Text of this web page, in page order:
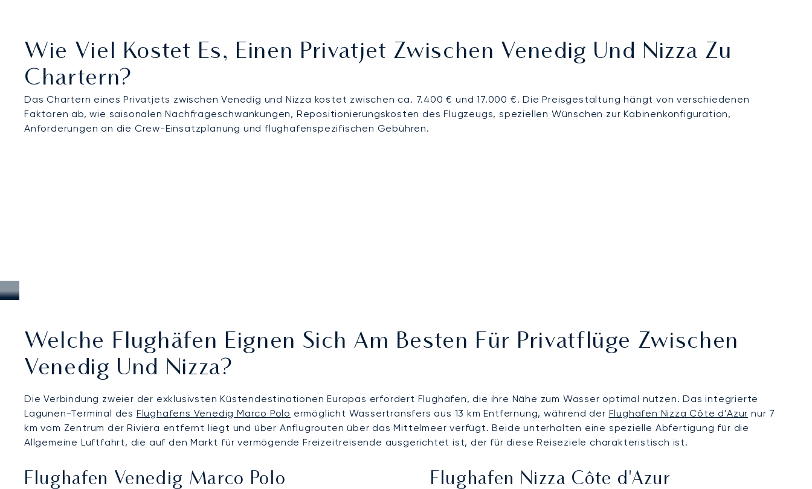
Wie Viel Kostet Es, Einen Privatjet Zwischen Venedig Und Nizza Zu
Chartern?
Das Chartern eines Privatjets zwischen Venedig und Nizza kostet zwischen ca. 7.400 € und 17.000 €. Die Preisgestaltung hängt von verschiedenen
Faktoren ab, wie saisonalen Nachfrageschwankungen, Repositionierungskosten des Flugzeugs, speziellen Wünschen zur Kabinenkonfiguration,
Anforderungen an die Crew-Einsatzplanung und flughafenspezifischen Gebühren.
Welche Flughäfen Eignen Sich Am Besten Für Privatflüge Zwischen
Venedig Und Nizza?
Die Verbindung zweier der exklusivsten Küstendestinationen Europas erfordert Flughäfen, die ihre Nähe zum Wasser optimal nutzen. Das integrierte
Lagunen-Terminal des Flughafens Venedig Marco Polo ermöglicht Wassertransfers aus 13 km Entfernung, während der Flughafen Nizza Côte d'Azur nur 7
km vom Zentrum der Riviera entfernt liegt und über Anflugrouten über das Mittelmeer verfügt. Beide unterhalten eine spezielle Abfertigung für die
Allgemeine Luftfahrt, die auf den Markt für vermögende Freizeitreisende ausgerichtet ist, der für diese Reiseziele charakteristisch ist.
Flughafen Venedig Marco Polo Flughafen Nizza Côte d'Azur